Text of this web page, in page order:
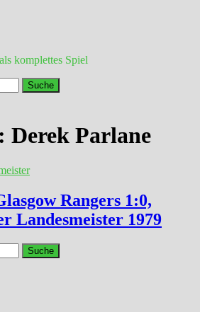
komplettes Spiel
Derek Parlane
Rangers 1:0,
Landesmeister 1979